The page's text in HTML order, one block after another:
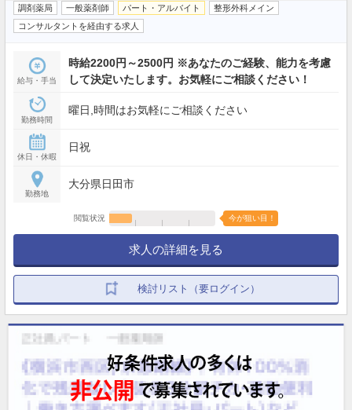
調剤薬局 一般薬剤師 パート・アルバイト
整形外科メイン
コンサルタントを経由する求人
給与・手当
時給2200円～2500円 ※あなたのご経験、能力を考慮
して決定いたします。お気軽にご相談ください！
勤務時間
曜日,時間はお気軽にご相談ください
休日・休暇
日祝
勤務地
大分県日田市
閲覧状況 今が狙い目！
求人の詳細を見る
検討リスト（要ログイン）